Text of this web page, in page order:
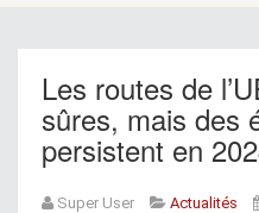
Les routes de
sûres, mais des
persistent en
Super User Actualités